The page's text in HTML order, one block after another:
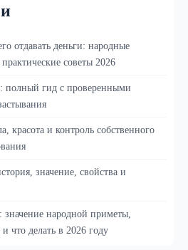
отдавать деньги: народные
советы 2026
полный гид с проверенными
красота и контроль собственного
значение, свойства и
значение народной приметы,
что делать в 2026 году